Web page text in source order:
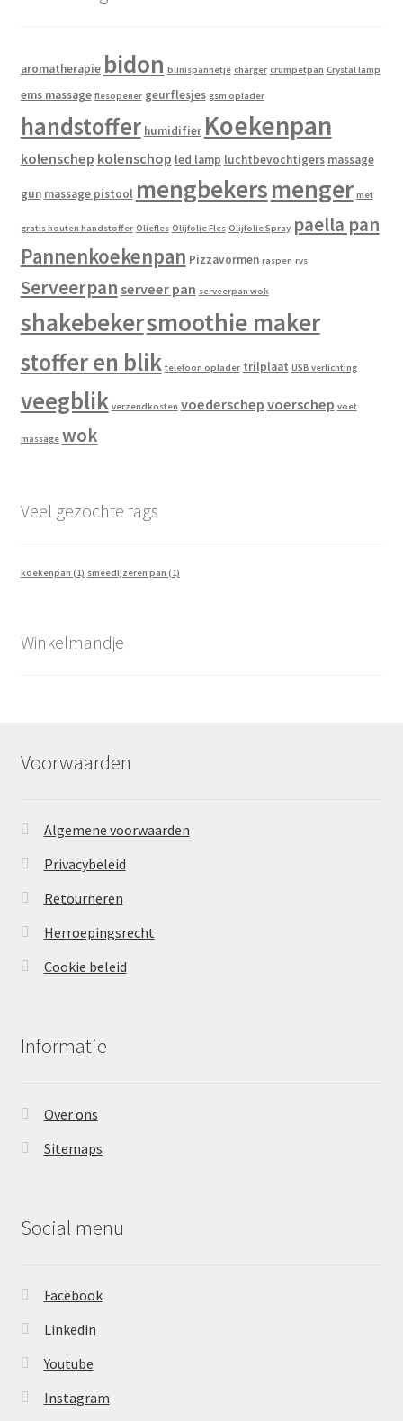
aromatherapie bidon blinispannetje charger crumpetpan Crystal lamp
ems massage flesopener geurflesjes gsm oplader
handstoffer humidifier Koekenpan
kolenschep kolenschop led lamp luchtbevochtigers massage
gun massage pistool mengbekersmenger met
gratis houten handstoffer Oliefles Olijfolie Fles Olijfolie Spray paella pan
Pannenkoekenpan Pizzavormen raspen rvs
Serveerpan serveer pan serveerpan wok
shakebekersmoothie maker
stoffer en blik telefoon oplader trilplaat USB verlichting
veegblik verzendkosten voederschep voerschep voet
massage wok
Veel gezochte tags
koekenpan (1) smeedijzeren pan (1)
Winkelmandje
Voorwaarden
Algemene voorwaarden
Privacybeleid
Retourneren
Herroepingsrecht
Cookie beleid
Informatie
Over ons
Sitemaps
Social menu
Facebook
Linkedin
Youtube
Instagram